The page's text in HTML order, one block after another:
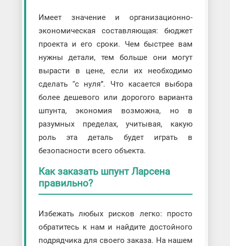
Имеет значение и организационно-
экономическая составляющая: бюджет
проекта и его сроки. Чем быстрее вам
нужны детали, тем больше они могут
вырасти в цене, если их необходимо
сделать “с нуля”. Что касается выбора
более дешевого или дорогого варианта
шпунта, экономия возможна, но в
разумных пределах, учитывая, какую
роль эта деталь будет играть в
безопасности всего объекта.
Как заказать шпунт Ларсена
правильно?
Избежать любых рисков легко: просто
обратитесь к нам и найдите достойного
подрядчика для своего заказа. На нашем